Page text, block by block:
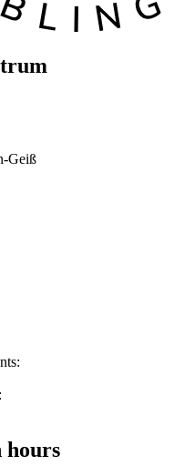
Geiß
hours